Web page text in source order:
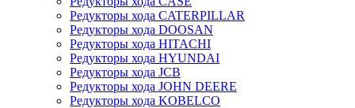
Редукторы хода CATERPILLAR
Редукторы хода DOOSAN
Редукторы хода HITACHI
Редукторы хода HYUNDAI
Редукторы хода JCB
Редукторы хода JOHN DEERE
Редукторы хода KOBELCO